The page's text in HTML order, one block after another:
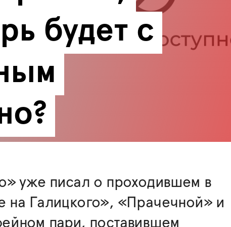
будет с
уже писал о проходившем в
на Галицкого», «Прачечной» и
пари, поставившем